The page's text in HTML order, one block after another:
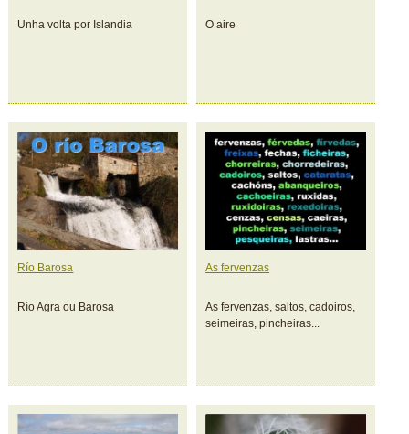
Unha volta por Islandia O aire
Río Barosa
Río Agra ou Barosa
As fervenzas
As fervenzas, saltos, cadoiros,
seimeiras, pincheiras...